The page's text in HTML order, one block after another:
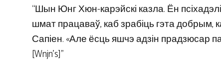
“Шын Юнг Хюн-карэйскі казла. Ён
шмат працаваў, каб зрабіць гэта добрым,
Сапіен. «Але ёсць яшчэ адзін прадзюсар
[Wnjn’s]”